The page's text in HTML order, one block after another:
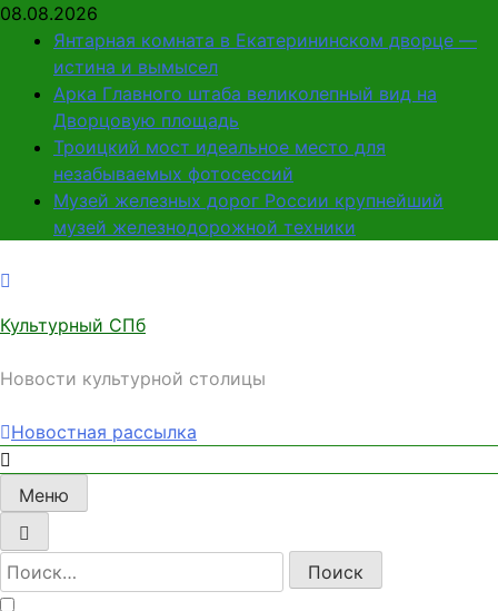
Перейти
содержимому
08.08.2026
Янтарная комната в Екатерининском дворце —
истина и вымысел
Арка Главного штаба великолепный вид на
Дворцовую площадь
Троицкий мост идеальное место для
незабываемых фотосессий
Музей железных дорог России крупнейший
музей железнодорожной техники
Культурный СПб
Новости культурной столицы
Новостная рассылка
Меню
Найти: